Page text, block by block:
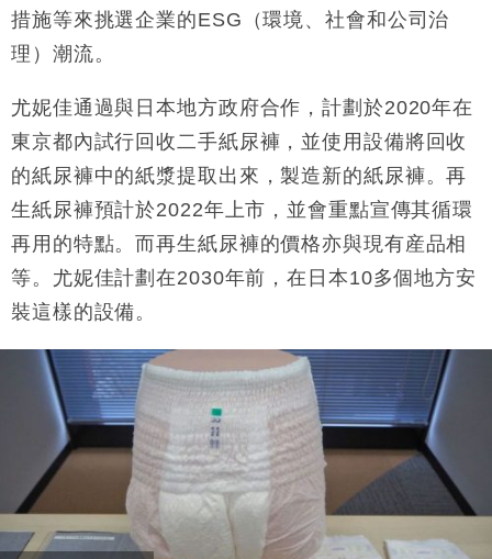
13:44
財經｜內地7月美元計價出口增近24%勝預期 貿易順
差達1125億美元
12:44
財經｜日本春季三度入市撐日圓 4月單日斥6.28萬億
11:12
國際｜特朗普料美伊戰事快結束 承認部分彈藥庫存緊
張
15:59
財經｜SA售股自救後再出手 斥4億美元押注未上市公
司
措施等來挑選企業的ESG（環境、社會和公司治
理）潮流。
尤妮佳通過與日本地方政府合作，計劃於2020年在
東京都內試行回收二手紙尿褲，並使用設備將回收
的紙尿褲中的紙漿提取出來，製造新的紙尿褲。再
生紙尿褲預計於2022年上市，並會重點宣傳其循環
再用的特點。而再生紙尿褲的價格亦與現有産品相
等。尤妮佳計劃在2030年前，在日本10多個地方安
裝這樣的設備。